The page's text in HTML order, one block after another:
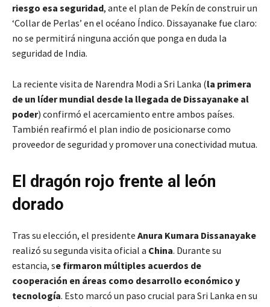
riesgo esa seguridad, ante el plan de Pekín de construir un
‘Collar de Perlas’ en el océano Índico. Dissayanake fue claro:
no se permitirá ninguna acción que ponga en duda la
seguridad de India.
La reciente visita de Narendra Modi a Sri Lanka (la primera
de un líder mundial desde la llegada de Dissayanake al
poder) confirmó el acercamiento entre ambos países.
También reafirmó el plan indio de posicionarse como
proveedor de seguridad y promover una conectividad mutua.
El dragón rojo frente al león
dorado
Tras su elección, el presidente Anura Kumara Dissanayake
realizó su segunda visita oficial a China. Durante su
estancia, se firmaron múltiples acuerdos de
cooperación en áreas como desarrollo económico y
tecnología. Esto marcó un paso crucial para Sri Lanka en su